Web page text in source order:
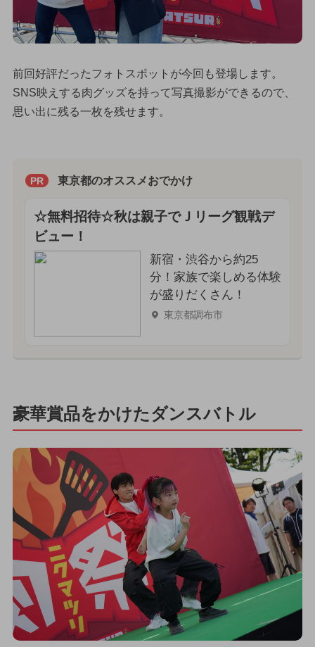
前回好評だったフォトスポットが今回も登場します。
SNS映えする肉グッズを持って写真撮影ができるので、
思い出に残る一枚を残せます。
PR 東京都のオススメおでかけ
☆無料招待☆秋は親子でＪリーグ観戦デ
ビュー！
新宿・渋谷から約25
分！家族で楽しめる体験
が盛りだくさん！
東京都調布市
豪華賞品をかけたダンスバトル